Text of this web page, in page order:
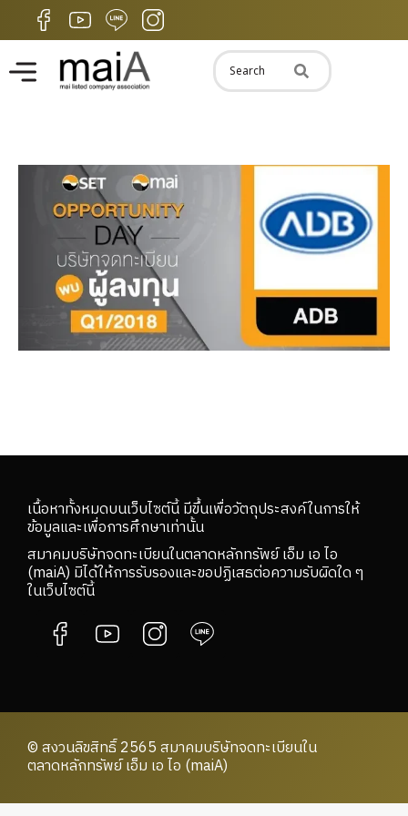
เนื้อหาทั้งหมดบนเว็บไซต์นี้ มีขึ้นเพื่อวัตถุประสงค์ในการให้
ข้อมูลและเพื่อการศึกษาเท่านั้น
สมาคมบริษัทจดทะเบียนในตลาดหลักทรัพย์ เอ็ม เอ ไอ
(maiA) มิได้ให้การรับรองและขอปฏิเสธต่อความรับผิดใด ๆ
ในเว็บไซต์นี้
© สงวนลิขสิทธิ์ 2565 สมาคมบริษัทจดทะเบียนใน
ตลาดหลักทรัพย์ เอ็ม เอ ไอ (maiA)